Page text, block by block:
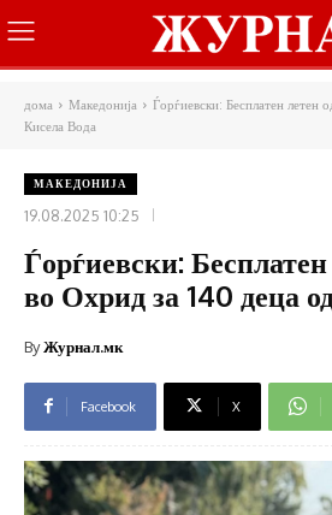
дома Македонија
Ѓорѓиевски: Бесплатен летен
Кисела Вода
МАКЕДОНИЈА
19.08.2025 10:25
Ѓорѓиевски:
во Охрид за 140 деца
ByЖурнал.мк
Facebook X